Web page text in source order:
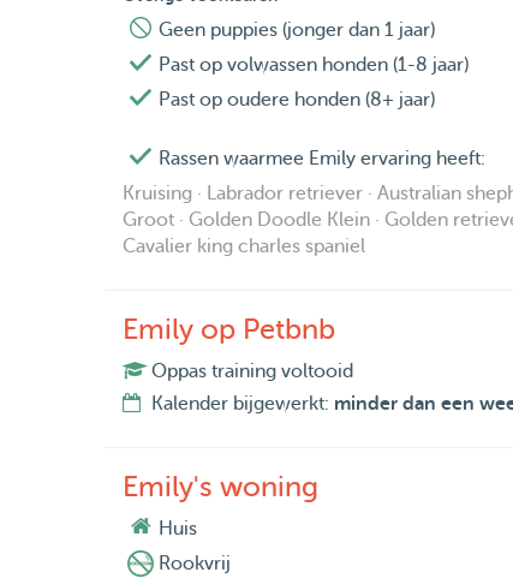
Van deze lijst is alleen Jenna nog bij ons,
nog met veel verdriet ons lieve
Verder heb ik in mijn kindertijd nog een
En inmiddels heb ik al aardig wat ervaring
super tevreden mee!
U kunt contact met mij opnemen door een
Emily
Geen puppies (jonger dan 1 jaar)
Past op volwassen honden (1-8 jaar)
Past op oudere honden (8+ jaar)
Rassen waarmee Emily ervaring heeft:
Kruising · Labrador retriever · Australian
Groot · Golden Doodle Klein · Golden
Cavalier king charles spaniel
Emily op Petbnb
Oppas training voltooid
Kalender bijgewerkt: minder dan een
Emily's woning
Huis
Rookvrij